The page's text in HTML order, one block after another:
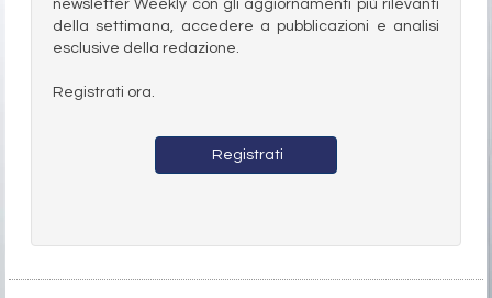
newsletter Weekly con gli aggiornamenti più rilevanti
della settimana, accedere a pubblicazioni e analisi
esclusive della redazione.
Registrati ora.
Registrati